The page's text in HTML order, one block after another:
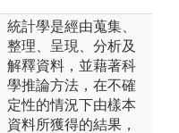
統計學是經由蒐集、
整理、呈現、分析及
解釋資料，並藉著科
學推論方法，在不確
定性的情況下由樣本
資料所獲得的結果，